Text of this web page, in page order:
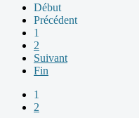
Début
Précédent
1
2
Suivant
Fin
1
2